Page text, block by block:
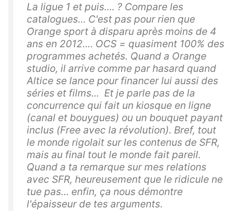
La ligue 1 et puis.... ? Compare les
catalogues... C'est pas pour rien que
Orange sport à disparu après moins de 4
ans en 2012.... OCS = quasiment 100% des
programmes achetés. Quand a Orange
studio, il arrive comme par hasard quand
Altice se lance pour financer lui aussi des
séries et films... Et je parle pas de la
concurrence qui fait un kiosque en ligne
(canal et bouygues) ou un bouquet payant
inclus (Free avec la révolution). Bref, tout
le monde rigolait sur les contenus de SFR,
mais au final tout le monde fait pareil.
Quand a ta remarque sur mes relations
avec SFR, heureusement que le ridicule ne
tue pas... enfin, ça nous démontre
l'épaisseur de tes arguments.